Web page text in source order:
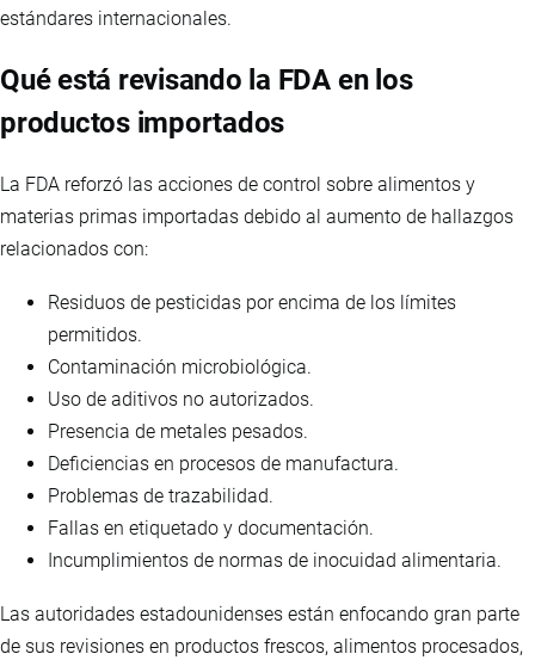
estándares internacionales.
Qué está revisando la FDA en los
productos importados
La FDA reforzó las acciones de control sobre alimentos y
materias primas importadas debido al aumento de hallazgos
relacionados con:
Residuos de pesticidas por encima de los límites
permitidos.
Contaminación microbiológica.
Uso de aditivos no autorizados.
Presencia de metales pesados.
Deficiencias en procesos de manufactura.
Problemas de trazabilidad.
Fallas en etiquetado y documentación.
Incumplimientos de normas de inocuidad alimentaria.
Las autoridades estadounidenses están enfocando gran parte
de sus revisiones en productos frescos, alimentos procesados,